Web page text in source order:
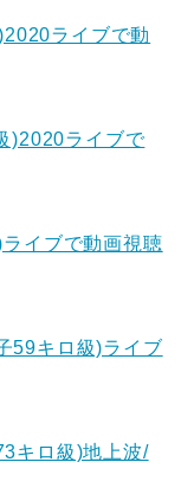
ライブで動
)2020ライブで
イブで動画視聴
59キロ級)ライブ
キロ級)地上波/